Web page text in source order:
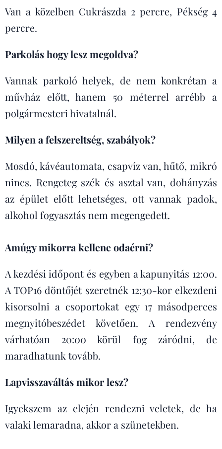
Van a közelben Cukrászda 2 percre, Pékség 4
percre.
Parkolás hogy lesz megoldva?
Vannak parkoló helyek, de nem konkrétan a
művház előtt, hanem 50 méterrel arrébb a
polgármesteri hivatalnál.
Milyen a felszereltség, szabályok?
Mosdó, kávéautomata, csapvíz van, hűtő, mikró
nincs. Rengeteg szék és asztal van, dohányzás
az épület előtt lehetséges, ott vannak padok,
alkohol fogyasztás nem megengedett.
Amúgy mikorra kellene odaérni?
A kezdési időpont és egyben a kapunyitás 12:00.
A TOP16 döntőjét szeretnék 12:30-kor elkezdeni
kisorsolni a csoportokat egy 17 másodperces
megnyitóbeszédet követően. A rendezvény
várhatóan 20:00 körül fog záródni, de
maradhatunk tovább.
Lapvisszaváltás mikor lesz?
Igyekszem az elején rendezni veletek, de ha
valaki lemaradna, akkor a szünetekben.